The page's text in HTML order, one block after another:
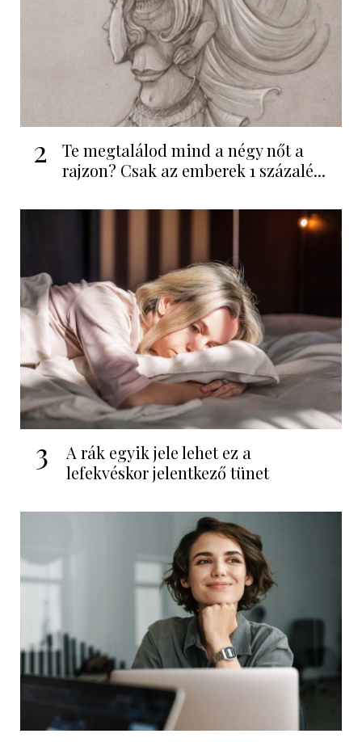
2
Te megtalálod mind a négy nőt a
rajzon? Csak az emberek 1 százalé...
3
A rák egyik jele lehet ez a
lefekvéskor jelentkező tünet